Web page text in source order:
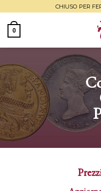
content
CHIUSO PER
0